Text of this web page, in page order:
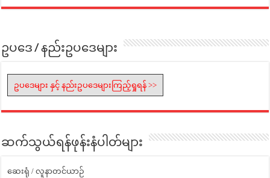
ဥပဒေ / နည်းဥပဒေများ
ဥပဒေများ နှင့် နည်းဥပဒေများကြည့်ရှုရန် >>
ဆက်သွယ်ရန်ဖုန်းနံပါတ်များ
ဆေးရုံ / လူနာတင်ယာဉ်